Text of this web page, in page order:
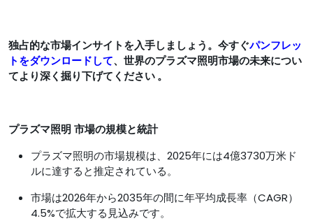
独占的な市場インサイトを入手しましょう。今すぐパンフレッ
トをダウンロードして、世界のプラズマ照明市場の未来につい
てより深く掘り下げてください 。
プラズマ照明 市場の規模と統計
プラズマ照明の市場規模は、2025年には4億3730万米ド
ルに達すると推定されている。
市場は2026年から2035年の間に年平均成長率（CAGR）
4.5%で拡大する見込みです。